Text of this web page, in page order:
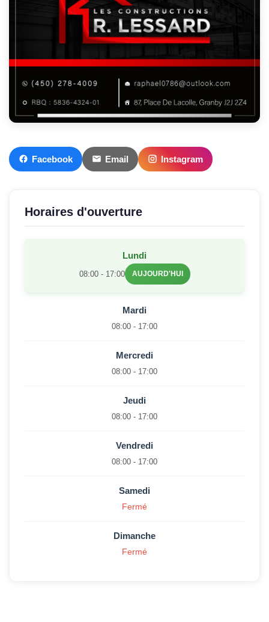
Facebook Email Instagram
Horaires d'ouverture
Lundi
08:00 - 17:00 AUJOURD'HUI
Mardi
08:00 - 17:00
Mercredi
08:00 - 17:00
Jeudi
08:00 - 17:00
Vendredi
08:00 - 17:00
Samedi
Fermé
Dimanche
Fermé